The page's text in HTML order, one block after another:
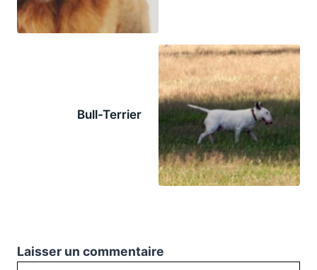
Bull-Terrier
Laisser un commentaire